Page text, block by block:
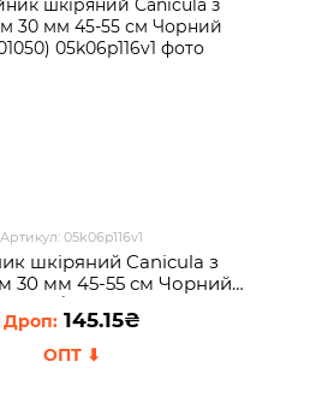
Артикул: 05k06p116v1
шкіряний Canicula з
30 мм 45-55 см Чорний
(2021/301050)
145.15₴